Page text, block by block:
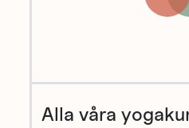
Alla våra